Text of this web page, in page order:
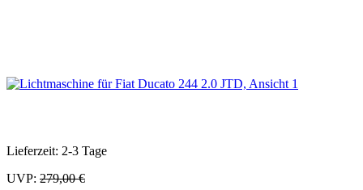
Lieferzeit: 2-3 Tage
UVP: 279,00 €